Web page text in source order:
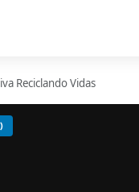
Reciclando Vidas